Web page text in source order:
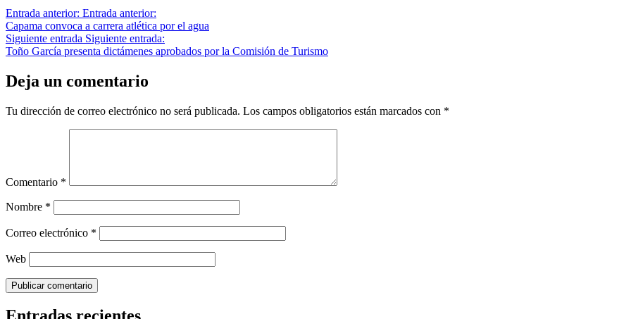
Entrada anterior: Entrada anterior:
Capama convoca a carrera atlética por el agua
Siguiente entrada Siguiente entrada:
Toño García presenta dictámenes aprobados por la Comisión de Turismo
Deja un comentario
Tu dirección de correo electrónico no será publicada. Los campos obligatorios están marcados con *
Comentario *
Nombre *
Correo electrónico *
Web